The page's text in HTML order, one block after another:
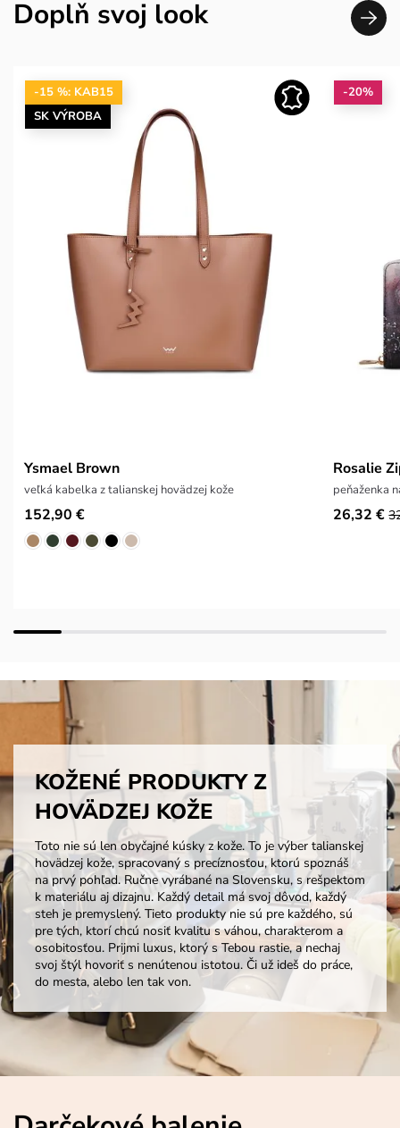
Doplň svoj look
-15 %: KAB15
SK VÝROBA
Ysmael Brown
veľká kabelka z talianskej hovädzej kože
152,90 €
-20%
Rosalie
peňaženka
26,32 €
KOŽENÉ PRODUKTY Z
HOVÄDZEJ KOŽE
Toto nie sú len obyčajné kúsky z kože. To je výber talianskej
hovädzej kože, spracovaný s precíznosťou, ktorú spoznáš
na prvý pohľad. Ručne vyrábané na Slovensku, s rešpektom
k materiálu aj dizajnu. Každý detail má svoj dôvod, každý
steh je premyslený. Tieto produkty nie sú pre každého, sú
pre tých, ktorí chcú nosiť kvalitu s váhou, charakterom a
osobitosťou. Prijmi luxus, ktorý s Tebou rastie, a nechaj
svoj štýl hovoriť s nenútenou istotou. Či už ideš do práce,
do mesta, alebo len tak von.